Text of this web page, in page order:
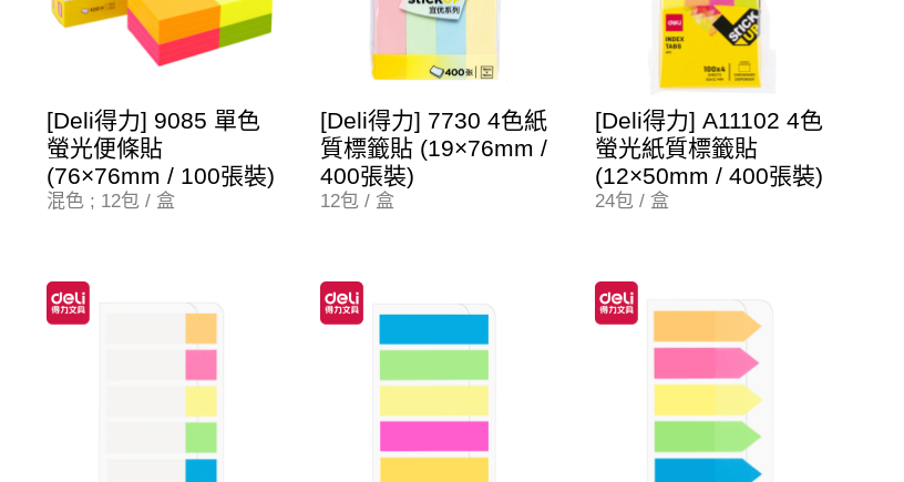
[Deli得力] 9085 單色
螢光便條貼
(76×76mm / 100張裝)
混色 ; 12包 / 盒
[Deli得力] 7730 4色紙
質標籤貼 (19×76mm /
400張裝)
12包 / 盒
[Deli得力] A11102 4色
螢光紙質標籤貼
(12×50mm / 400張裝)
24包 / 盒